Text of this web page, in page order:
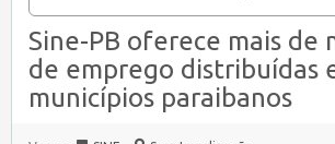
Sine-PB oferece mais de
de emprego distribuídas
municípios paraibanos